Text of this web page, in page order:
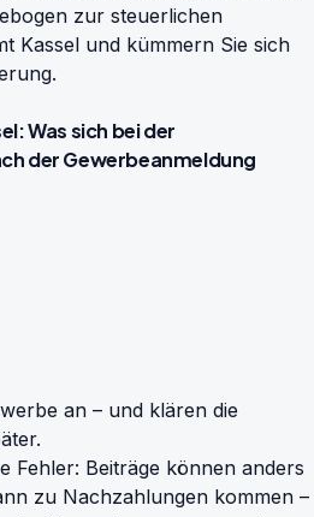
zur steuerlichen
Kassel und kümmern Sie sich
Was sich bei der
der Gewerbeanmeldung
an – und klären die
Fehler: Beiträge können anders
zu Nachzahlungen kommen –